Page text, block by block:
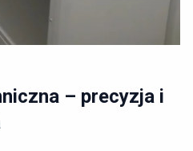
– precyzja i